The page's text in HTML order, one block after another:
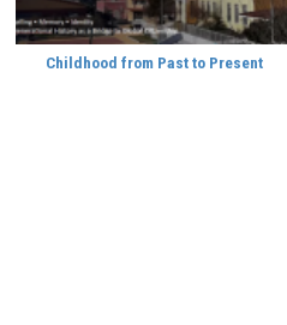
Childhood from Past to Present